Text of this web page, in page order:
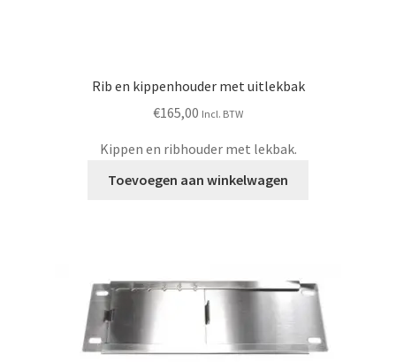
Rib en kippenhouder met uitlekbak
€165,00 Incl. BTW
Kippen en ribhouder met lekbak.
Toevoegen aan winkelwagen